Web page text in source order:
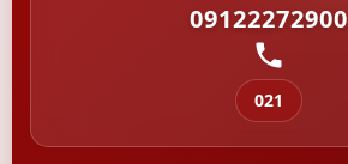
09122272900
021